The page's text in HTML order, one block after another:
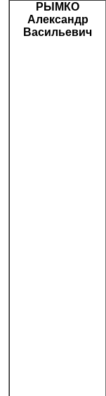
РЫМКО
Александр
Васильевич